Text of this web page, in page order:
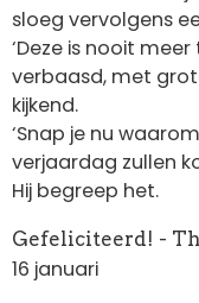
sloeg vervolgens
‘Deze is nooit
verbaasd, met
kijkend.
‘Snap je nu
verjaardag zullen
Hij begreep het.
Gefeliciteerd! -
16 januari